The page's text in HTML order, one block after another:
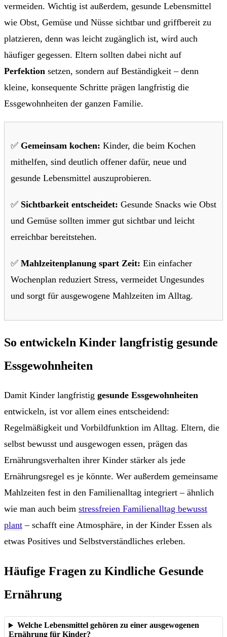
vermeiden. Wichtig ist außerdem, gesunde Lebensmittel
wie Obst, Gemüse und Nüsse sichtbar und griffbereit zu
platzieren, denn was leicht zugänglich ist, wird auch
häufiger gegessen. Eltern sollten dabei nicht auf
Perfektion setzen, sondern auf Beständigkeit – denn
kleine, konsequente Schritte prägen langfristig die
Essgewohnheiten der ganzen Familie.
✅ Gemeinsam kochen: Kinder, die beim Kochen
mithelfen, sind deutlich offener dafür, neue und
gesunde Lebensmittel auszuprobieren.
✅ Sichtbarkeit entscheidet: Gesunde Snacks wie Obst
und Gemüse sollten immer gut sichtbar und leicht
erreichbar bereitstehen.
✅ Mahlzeitenplanung spart Zeit: Ein einfacher
Wochenplan reduziert Stress, vermeidet Ungesundes
und sorgt für ausgewogene Mahlzeiten im Alltag.
So entwickeln Kinder langfristig gesunde
Essgewohnheiten
Damit Kinder langfristig gesunde Essgewohnheiten
entwickeln, ist vor allem eines entscheidend:
Regelmäßigkeit und Vorbildfunktion im Alltag. Eltern, die
selbst bewusst und ausgewogen essen, prägen das
Ernährungsverhalten ihrer Kinder stärker als jede
Ernährungsregel es je könnte. Wer außerdem gemeinsame
Mahlzeiten fest in den Familienalltag integriert – ähnlich
wie man auch beim stressfreien Familienalltag bewusst
plant – schafft eine Atmosphäre, in der Kinder Essen als
etwas Positives und Selbstverständliches erleben.
Häufige Fragen zu Kindliche Gesunde
Ernährung
Welche Lebensmittel gehören zu einer ausgewogenen
Ernährung für Kinder?